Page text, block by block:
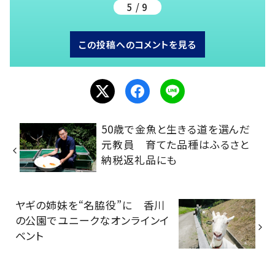
5 / 9
この投稿へのコメントを見る
50歳で金魚と生きる道を選んだ
元教員 育てた品種はふるさと
納税返礼品にも
ヤギの姉妹を“名脇役”に 香川
の公園でユニークなオンラインイ
ベント